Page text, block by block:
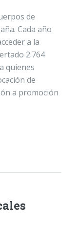
de
Cada año
a la
2.764
quienes
de
a promoción